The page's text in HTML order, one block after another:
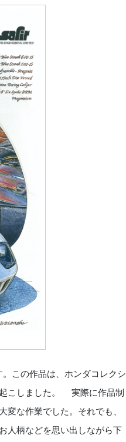
この作品は、ホンダコレクシ
起こしました。 実際に作品制
な作業でした。それでも、
人柄などを思い出しながら下